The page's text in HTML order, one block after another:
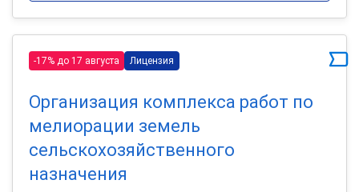
-17% до 17 августа Лицензия
Организация комплекса работ по
мелиорации земель
сельскохозяйственного
назначения